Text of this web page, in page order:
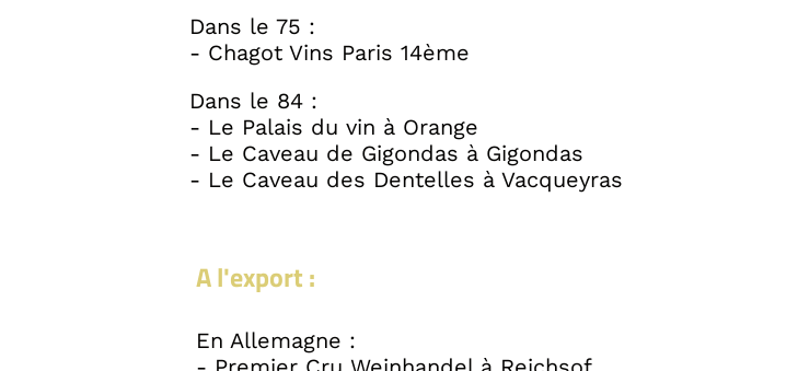
Dans le 75 :
- Chagot Vins Paris 14ème
Dans le 84 :
- Le Palais du vin à Orange
- Le Caveau de Gigondas à Gigondas
- Le Caveau des Dentelles à Vacqueyras
A l'export :
En Allemagne :